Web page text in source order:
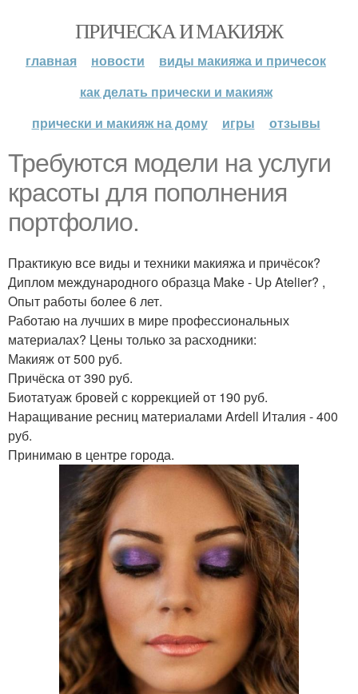
ПРИЧЕСКА И МАКИЯЖ
главная новости
виды макияжа и причесок
как делать прически и макияж
прически и макияж на дому
игры отзывы
Требуются модели на услуги
красоты для пополнения
портфолио.
Практикую все виды и техники макияжа и причёсок?
Диплом международного образца Make - Up Atelier? ,
Опыт работы более 6 лет.
Работаю на лучших в мире профессиональных
материалах? Цены только за расходники:
Макияж от 500 руб.
Причёска от 390 руб.
Биотатуаж бровей с коррекцией от 190 руб.
Наращивание ресниц материалами Ardell Италия - 400
руб.
Принимаю в центре города.